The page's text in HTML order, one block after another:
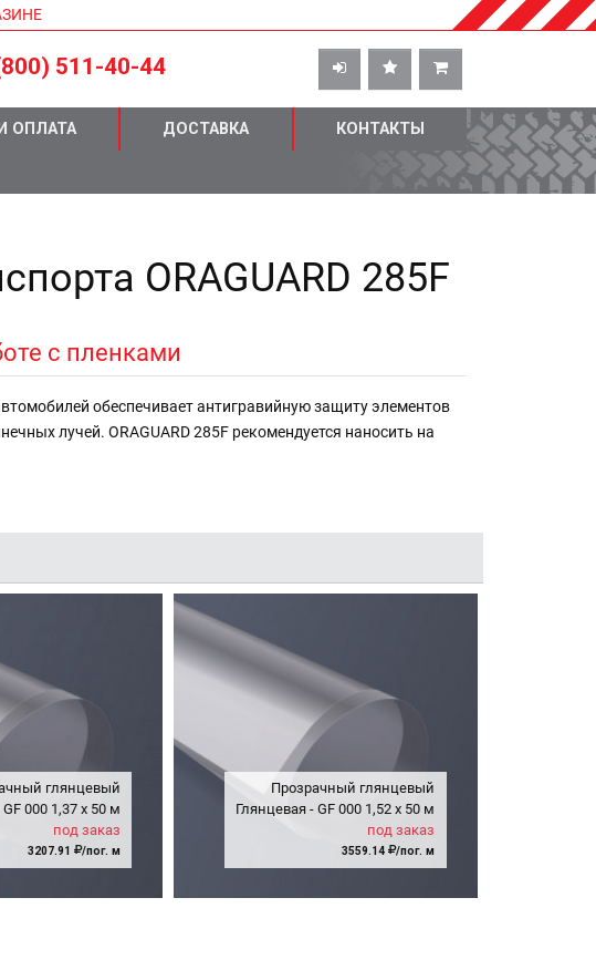
511-40-44
ОПЛАТА ДОСТАВКА КОНТАКТЫ
ORAGUARD 285F
с пленками
обеспечивает антигравийную защиту элементов
лучей. ORAGUARD 285F рекомендуется наносить на
глянцевый
000 1,37x 50 м
под заказ
3207.91 /пог. м
Прозрачный глянцевый
Глянцевая - GF 000 1,52 x 50 м
под заказ
3559.14 /пог. м